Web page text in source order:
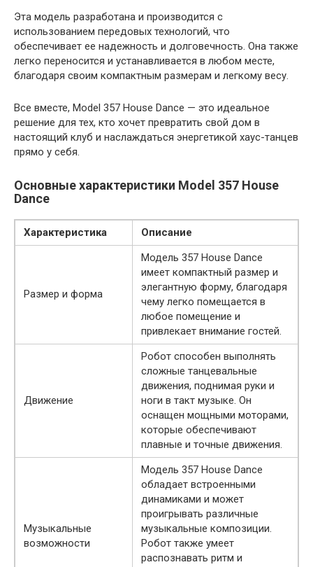
Эта модель разработана и производится с
использованием передовых технологий, что
обеспечивает ее надежность и долговечность. Она также
легко переносится и устанавливается в любом месте,
благодаря своим компактным размерам и легкому весу.
Все вместе, Model 357 House Dance — это идеальное
решение для тех, кто хочет превратить свой дом в
настоящий клуб и наслаждаться энергетикой хаус-танцев
прямо у себя.
Основные характеристики Model 357 House
Dance
Характеристика Описание
Размер и форма
Модель 357 House Dance
имеет компактный размер и
элегантную форму, благодаря
чему легко помещается в
любое помещение и
привлекает внимание гостей.
Движение
Робот способен выполнять
сложные танцевальные
движения, поднимая руки и
ноги в такт музыке. Он
оснащен мощными моторами,
которые обеспечивают
плавные и точные движения.
Музыкальные
возможности
Модель 357 House Dance
обладает встроенными
динамиками и может
проигрывать различные
музыкальные композиции.
Робот также умеет
распознавать ритм и